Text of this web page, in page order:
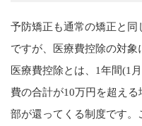
予防矯正も通常の矯正と同
ですが、医療費控除の対象
医療費控除とは、1年間(1
費の合計が10万円を超え
部が還ってくる制度です